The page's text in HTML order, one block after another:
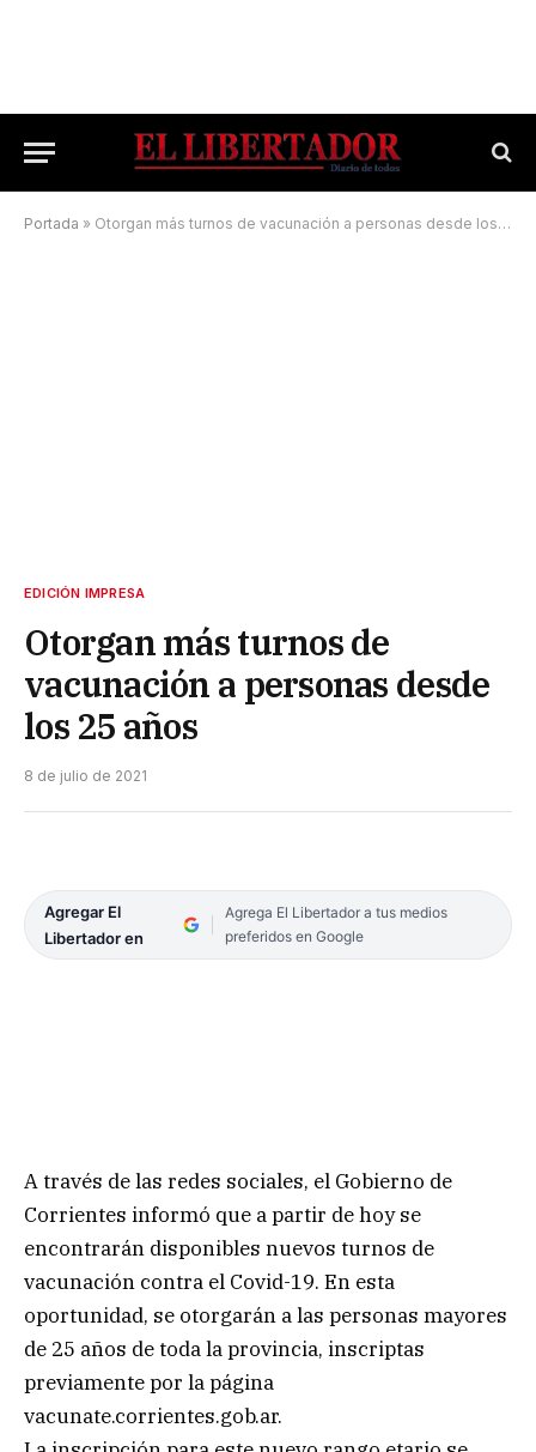
Portada » Otorgan más turnos de vacunación a personas desde los 25 años
EDICIÓN IMPRESA
Otorgan más turnos de
vacunación a personas desde
los 25 años
8 de julio de 2021
Agregar El
Libertador en
Agrega El Libertador a tus medios
preferidos en Google
A través de las redes sociales, el Gobierno de
Corrientes informó que a partir de hoy se
encontrarán disponibles nuevos turnos de
vacunación contra el Covid-19. En esta
oportunidad, se otorgarán a las personas mayores
de 25 años de toda la provincia, inscriptas
previamente por la página
vacunate.corrientes.gob.ar.